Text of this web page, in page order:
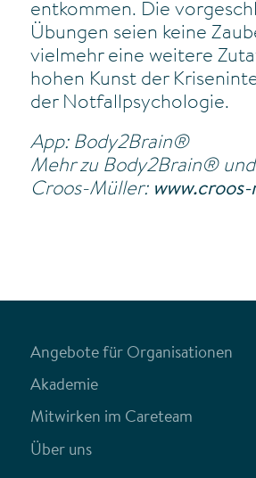
entkommen. Die
Übungen seien keine
vielmehr eine weitere
hohen Kunst der
der Notfallpsychologie.
App: Body2Brain®
Mehr zu Body2Brain®
Croos-Müller:
Angebote für Organisationen
Akademie
Mitwirken im Careteam
Über uns